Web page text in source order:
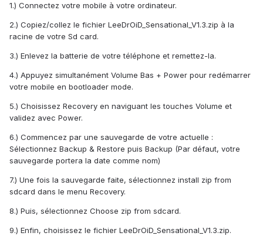
1.) Connectez votre mobile à votre ordinateur.
2.) Copiez/collez le fichier LeeDrOiD_Sensational_V1.3.zip à la
racine de votre Sd card.
3.) Enlevez la batterie de votre téléphone et remettez-la.
4.) Appuyez simultanément Volume Bas + Power pour redémarrer
votre mobile en bootloader mode.
5.) Choisissez Recovery en naviguant les touches Volume et
validez avec Power.
6.) Commencez par une sauvegarde de votre actuelle :
Sélectionnez Backup & Restore puis Backup (Par défaut, votre
sauvegarde portera la date comme nom)
7.) Une fois la sauvegarde faite, sélectionnez install zip from
sdcard dans le menu Recovery.
8.) Puis, sélectionnez Choose zip from sdcard.
9.) Enfin, choisissez le fichier LeeDrOiD_Sensational_V1.3.zip.